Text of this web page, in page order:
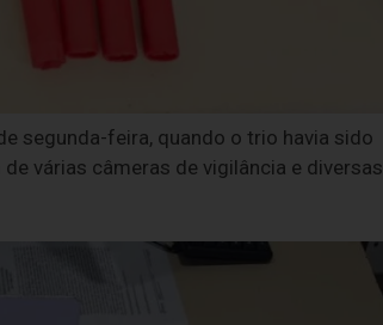
segunda-feira, quando o trio havia sido
várias câmeras de vigilância e diversas